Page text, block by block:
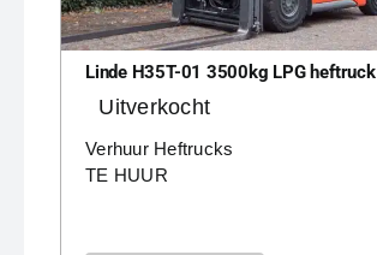
Linde H35T-01 3500kg LPG heftruck
Uitverkocht
Verhuur Heftrucks
TE HUUR